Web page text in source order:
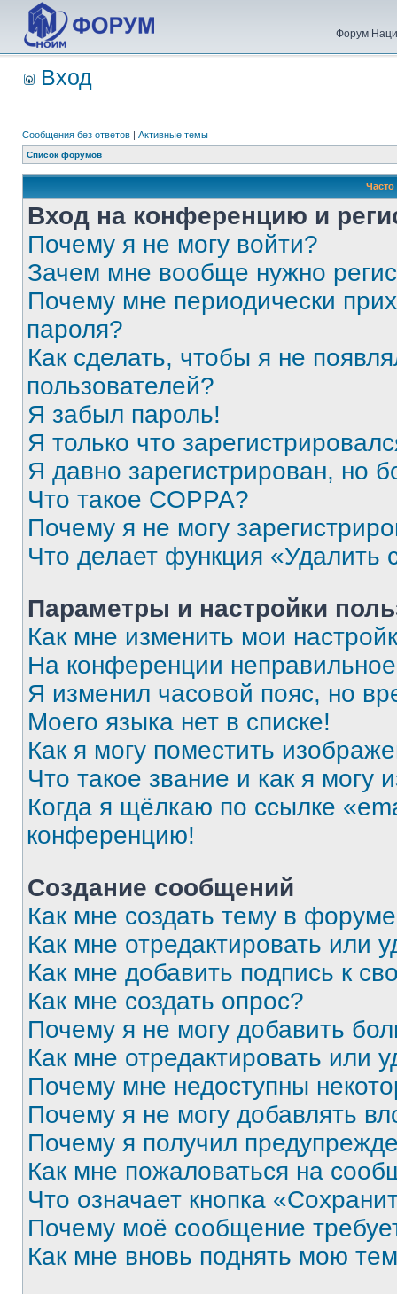
Форум
Вход
Сообщения без ответов | Активные темы
Список форумов
Вход на конференцию и
Почему я не могу войти?
Зачем мне вообще нужно
Почему мне периодически
пароля?
Как сделать, чтобы я не
пользователей?
Я забыл пароль!
Я только что
Я давно зарегистрирован, но
Что такое COPPA?
Почему я не могу
Что делает функция «Удалить
Параметры и настройки
Как мне изменить мои
На конференции
Я изменил часовой пояс, но
Моего языка нет в списке!
Как я могу поместить
Что такое звание и как я могу
Когда я щёлкаю по ссылке
конференцию!
Создание сообщений
Как мне создать тему в
Как мне отредактировать или
Как мне добавить подпись к
Как мне создать опрос?
Почему я не могу добавить
Как мне отредактировать или
Почему мне недоступны
Почему я не могу добавлять
Почему я получил
Как мне пожаловаться на
Что означает кнопка
Почему моё сообщение
Как мне вновь поднять мою